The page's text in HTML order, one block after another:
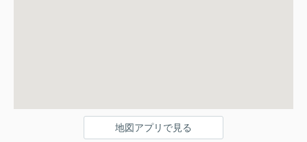
地図アプリで見る